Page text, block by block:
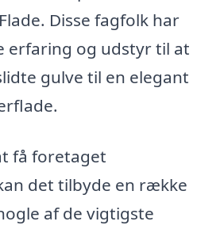
Disse fagfolk har
erfaring og udstyr til at
gulve til en elegant
få foretaget
det tilbyde en række
af de vigtigste